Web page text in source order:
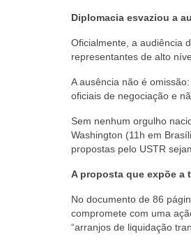
Diplomacia esvaziou a
Oficialmente, a audiência
representantes de alto
A ausência não é
oficiais de negociação e
Sem nenhum orgulho
Washington (11h em
propostas pelo USTR
A proposta que expõe a
No documento de 86
compromete com uma
“arranjos de liquidação